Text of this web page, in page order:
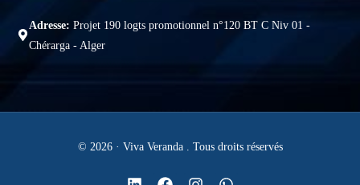
Adresse:Projet 190 logts promotionnel n°120 BT C Niv 01 -
Chérarga - Alger
© 2026 · Viva Veranda . Tous droits réservés